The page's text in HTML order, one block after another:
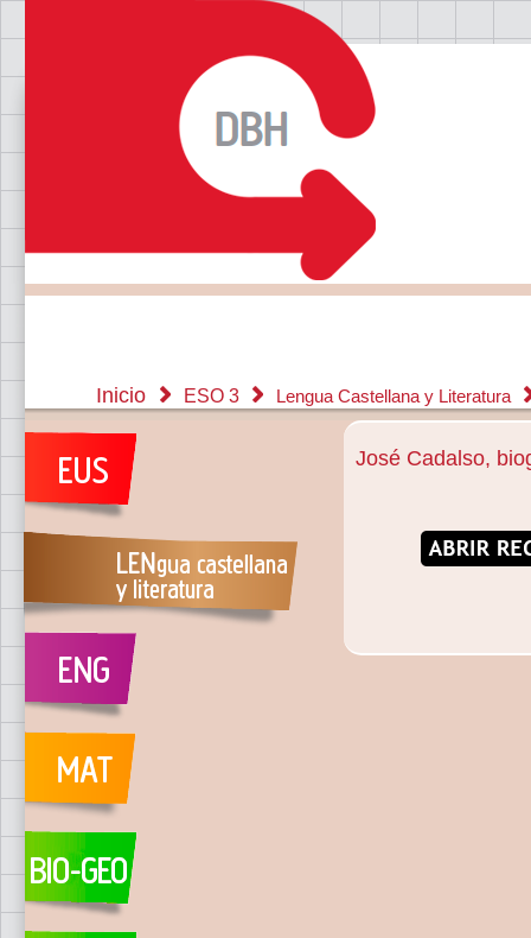
Inicio ESO 3 Lengua Castellana y Literatura
José Cadalso,